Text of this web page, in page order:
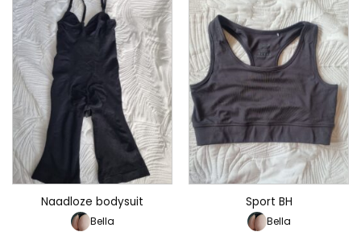
Naadloze bodysuit
Bella
Sport BH
Bella